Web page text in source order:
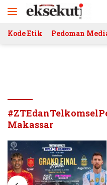
Kode Etik Pedoman
Makassar